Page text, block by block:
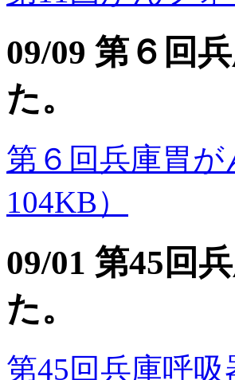
09/09 第６回
た。
第６回兵庫胃が
104KB）
09/01 第45回
た。
第45回兵庫呼吸